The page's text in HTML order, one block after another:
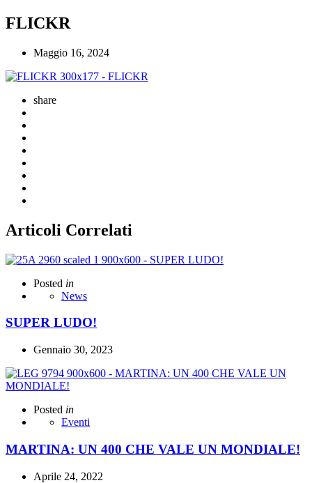
FLICKR
Maggio 16, 2024
share
Articoli Correlati
Posted in
News
SUPER LUDO!
Gennaio 30, 2023
Posted in
Eventi
MARTINA: UN 400 CHE VALE UN MONDIALE!
Aprile 24, 2022